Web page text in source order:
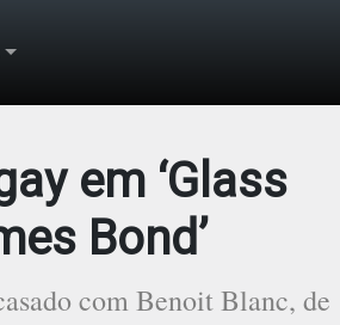
em ‘Glass
Bond’
com Benoit Blanc, de